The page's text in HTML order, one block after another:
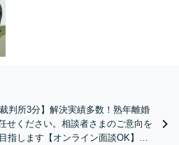
判所3分】解決実績多数！熟年離婚
せください。相談者さまのご意向を
指します【オンライン面談OK】